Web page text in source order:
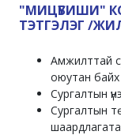
"МИЦҮБИШИ"
ТЭТГЭЛЭГ /
Амжилттай
оюутан байх
Сургалтын
Сургалтын